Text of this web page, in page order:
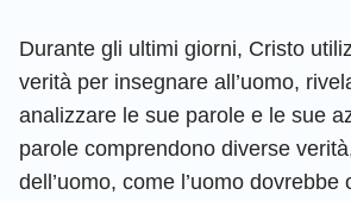
Durante gli ultimi giorni, Cristo
verità per insegnare all’uomo,
analizzare le sue parole e le sue
parole comprendono diverse
dell’uomo, come l’uomo dovrebbe